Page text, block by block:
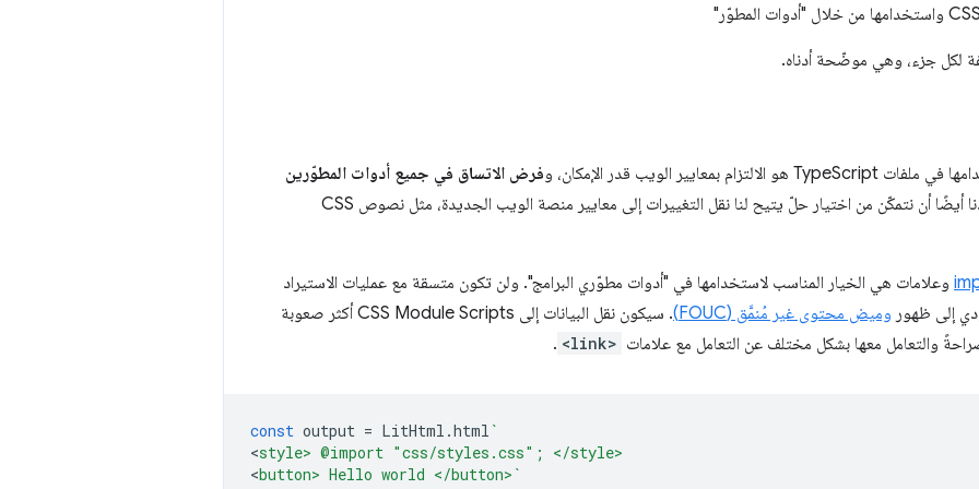
لكل جزء، وهي موضّحة أدناه.
فرض الاتساق في جميع أدوات المطوّرين
في HTML. أردنا أيضًا أن نتمكّن من اختيار حلّ يتيح لنا نقل التغييرات إلى معايير منصة الويب الجديدة، مثل نصوص CSS
وعلامات هي الخيار المناسب لاستخدامها في "أدوات مطوّري البرامج". ولن تكون متسقة مع عمليات الاستيراد
وميض محتوى غير مُنمَّق (FOUC)
. سيكون نقل البيانات إلى CSS Module Scripts أكثر صعوبة
والتعامل معها بشكل مختلف عن التعامل مع علامات <link>
.
const output = LitHtml .html `
<style> @import "css/styles.css"; </style>
<button> Hello world </button>`